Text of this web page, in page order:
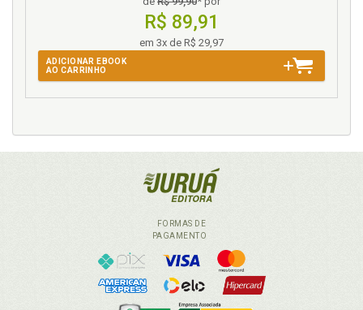
Verdade no Direito sendo criado, p. 63
Verdade no Direito sendo estudado, p. 62
Verdade, portanto, sim, no Direito, p. 65
Verdade. Ciência e verdade no Direito, p. 59
R$ 89,91
em 3x de R$ 29,97
ADICIONAR EBOOK
AO CARRINHO
FORMAS DE
PAGAMENTO